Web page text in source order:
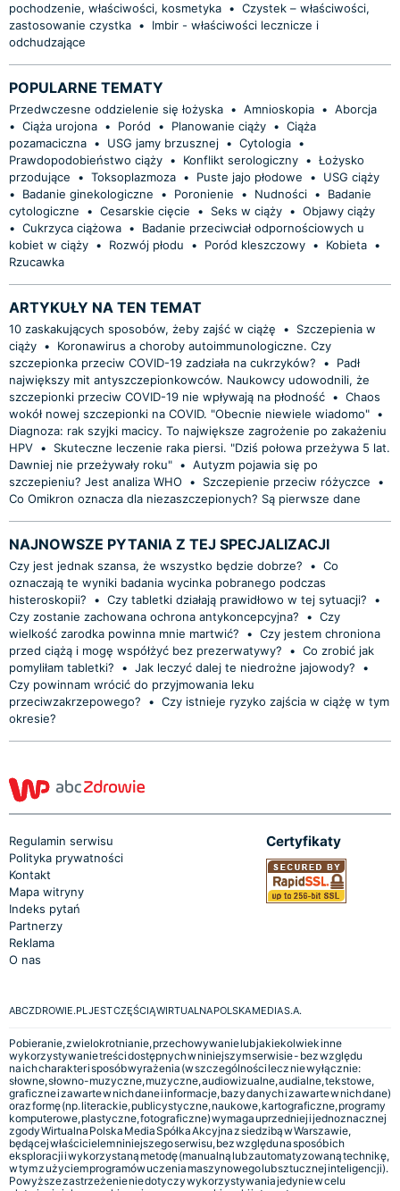
pochodzenie, właściwości, kosmetyka • Czystek – właściwości,
zastosowanie czystka •
Imbir - właściwości lecznicze i
odchudzające
POPULARNE TEMATY
Przedwczesne oddzielenie się łożyska • Amnioskopia • Aborcja
• Ciąża urojona • Poród • Planowanie ciąży • Ciąża
pozamaciczna • USG jamy brzusznej • Cytologia •
Prawdopodobieństwo ciąży • Konflikt serologiczny • Łożysko
przodujące
• Toksoplazmoza • Puste jajo płodowe •
USG ciąży
•
Badanie ginekologiczne • Poronienie • Nudności •
Badanie
cytologiczne
• Cesarskie cięcie • Seks w ciąży • Objawy ciąży
• Cukrzyca ciążowa •
Badanie przeciwciał odpornościowych u
kobiet w ciąży • Rozwój płodu • Poród kleszczowy • Kobieta •
Rzucawka
ARTYKUŁY NA TEN TEMAT
10 zaskakujących sposobów, żeby zajść w ciążę •
Szczepienia w
ciąży •
Koronawirus a choroby autoimmunologiczne. Czy
szczepionka przeciw COVID-19 zadziała na cukrzyków?
•
Padł
największy mit antyszczepionkowców. Naukowcy udowodnili, że
szczepionki przeciw COVID-19 nie wpływają na płodność • Chaos
wokół nowej szczepionki na COVID. "Obecnie niewiele wiadomo" •
Diagnoza: rak szyjki macicy. To największe zagrożenie po zakażeniu
HPV •
Skuteczne leczenie raka piersi. "Dziś połowa przeżywa 5 lat.
Dawniej nie przeżywały roku" • Autyzm pojawia się po
szczepieniu? Jest analiza WHO
• Szczepienie przeciw różyczce
•
Co Omikron oznacza dla niezaszczepionych? Są pierwsze dane
NAJNOWSZE PYTANIA Z TEJ SPECJALIZACJI
Czy jest jednak szansa, że wszystko będzie dobrze? • Co
oznaczają te wyniki badania wycinka pobranego podczas
histeroskopii?
• Czy tabletki działają prawidłowo w tej sytuacji?
•
Czy zostanie zachowana ochrona antykoncepcyjna?
• Czy
wielkość zarodka powinna mnie martwić?
• Czy jestem chroniona
przed ciążą i mogę współżyć bez prezerwatywy?
• Co zrobić jak
pomyliłam tabletki?
• Jak leczyć dalej te niedrożne jajowody?
•
Czy powinnam wrócić do przyjmowania leku
przeciwzakrzepowego?
• Czy istnieje ryzyko zajścia w ciążę w tym
okresie?
Regulamin serwisu
Polityka prywatności
Kontakt
Mapa witryny
Indeks pytań
Partnerzy
Reklama
O nas
Certyfikaty
ABCZDROWIE.PL JEST CZĘŚCIĄ WIRTUALNA POLSKA MEDIA S.A.
Pobieranie, zwielokrotnianie, przechowywanie lub jakiekolwiek inne
wykorzystywanie treści dostępnych w niniejszym serwisie - bez względu
na ich charakter i sposób wyrażenia (w szczególności lecz nie wyłącznie:
słowne, słowno-muzyczne, muzyczne, audiowizualne, audialne, tekstowe,
graficzne i zawarte w nich dane i informacje, bazy danych i zawarte w nich dane)
oraz formę (np. literackie, publicystyczne, naukowe, kartograficzne, programy
komputerowe, plastyczne, fotograficzne) wymaga uprzedniej i jednoznacznej
zgody Wirtualna Polska Media Spółka Akcyjna z siedzibą w Warszawie,
będącej właścicielem niniejszego serwisu, bez względu na sposób ich
eksploracji i wykorzystaną metodę (manualną lub zautomatyzowaną technikę,
w tym z użyciem programów uczenia maszynowego lub sztucznej inteligencji).
Powyższe zastrzeżenie nie dotyczy wykorzystywania jedynie w celu